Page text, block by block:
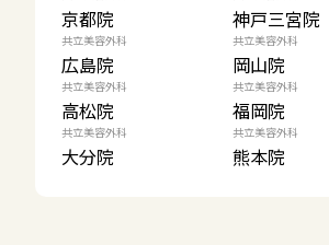
京都院 神戸三宮院
共立美容外科
広島院
共立美容外科
岡山院
共立美容外科
高松院
共立美容外科
福岡院
共立美容外科
大分院
共立美容外科
熊本院